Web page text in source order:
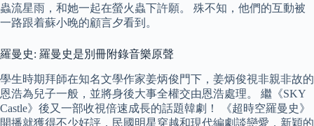
蟲流星雨，和她一起在螢火蟲下許願。 殊不知，他們的互動被
一路跟着蘇小晚的顧言夕看到。
羅曼史: 羅曼史是別冊附錄音樂原聲
學生時期拜師在知名文學作家姜炳俊門下，姜炳俊視非親非故的
恩浩為兒子一般，並將身後大事全權交由恩浩處理。 繼《SKY
Castle》後又一部收視倍速成長的話題韓劇！ 《超時空羅曼史》
開播就獲得不少好評，民國明星穿越和現代編劇談戀愛，新穎的